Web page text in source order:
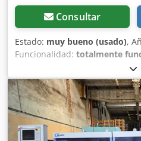
Consultar
Estado: muy bueno (usado),
Funcionalidad: totalmente
con forma curva. Dcodpszc
¡posibilidad de probarlo!